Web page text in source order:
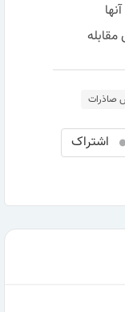
صاذرات
اشتراک